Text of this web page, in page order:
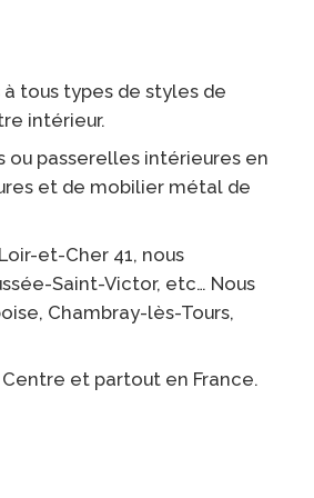
tous types de styles de
intérieur.
ou passerelles intérieures en
et de mobilier métal de
et-Cher 41, nous
Saint-Victor, etc… Nous
Chambray-lès-Tours,
et partout en France.